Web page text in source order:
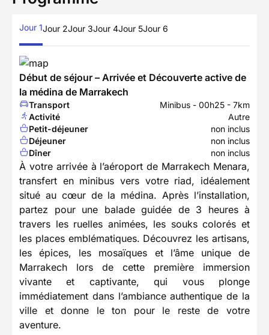
Jour 1Jour 2Jour 3Jour 4Jour 5Jour 6
Début de séjour – Arrivée et Découverte active de
la médina de Marrakech
Transport
Minibus - 00h25 - 7km
Activité
Autre
Petit-déjeuner
non inclus
Déjeuner
non inclus
Dîner
non inclus
À votre arrivée à l’aéroport de Marrakech Menara,
transfert en minibus vers votre riad, idéalement
situé au cœur de la médina. Après l’installation,
partez pour une balade guidée de 3 heures à
travers les ruelles animées, les souks colorés et
les places emblématiques. Découvrez les artisans,
les épices, les mosaïques et l’âme unique de
Marrakech lors de cette première immersion
vivante et captivante, qui vous plonge
immédiatement dans l’ambiance authentique de la
ville et donne le ton pour le reste de votre
aventure.